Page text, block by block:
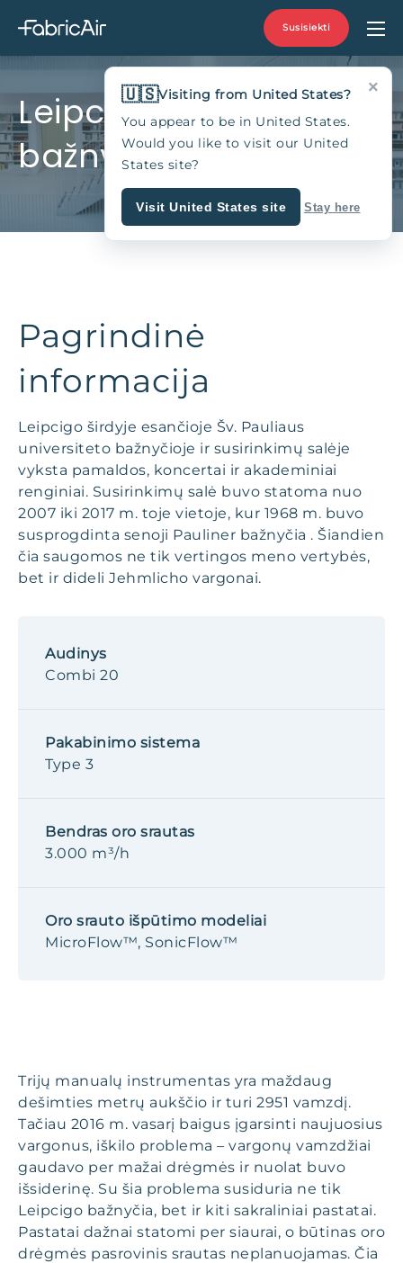
Susisiekti
Leipcigo universiteto
bažnyčia, Vokietija
Pagrindinė
informacija
Leipcigo širdyje esančioje Šv. Pauliaus
universiteto bažnyčioje ir susirinkimų salėje
vyksta pamaldos, koncertai ir akademiniai
renginiai. Susirinkimų salė buvo statoma nuo
2007 iki 2017 m. toje vietoje, kur 1968 m. buvo
susprogdinta senoji Pauliner bažnyčia . Šiandien
čia saugomos ne tik vertingos meno vertybės,
bet ir dideli Jehmlicho vargonai.
Audinys
Combi 20
Pakabinimo sistema
Type 3
Bendras oro srautas
3.000 m³/h
Oro srauto išpūtimo modeliai
MicroFlow™, SonicFlow™
Trijų manualų instrumentas yra maždaug
dešimties metrų aukščio ir turi 2951 vamzdį.
Tačiau 2016 m. vasarį baigus įgarsinti naujuosius
vargonus, iškilo problema – vargonų vamzdžiai
gaudavo per mažai drėgmės ir nuolat buvo
išsiderinę. Su šia problema susiduria ne tik
Leipcigo bažnyčia, bet ir kiti sakraliniai pastatai.
Pastatai dažnai statomi per siaurai, o būtinas oro
drėgmės pasrovinis srautas neplanuojamas. Čia
×
🇺🇸Visiting from United States?
You appear to be in United States.
Would you like to visit our United
States site?
Visit United States site Stay here